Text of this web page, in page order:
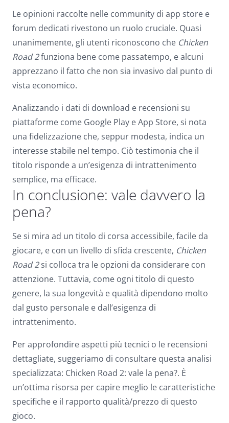
Le opinioni raccolte nelle community di app store e
forum dedicati rivestono un ruolo cruciale. Quasi
unanimemente, gli utenti riconoscono che Chicken
Road 2funziona bene come passatempo, e alcuni
apprezzano il fatto che non sia invasivo dal punto di
vista economico.
Analizzando i dati di download e recensioni su
piattaforme come Google Play e App Store, si nota
una fidelizzazione che, seppur modesta, indica un
interesse stabile nel tempo. Ciò testimonia che il
titolo risponde a un’esigenza di intrattenimento
semplice, ma efficace.
In conclusione: vale davvero la
pena?
Se si mira ad un titolo di corsa accessibile, facile da
giocare, e con un livello di sfida crescente, Chicken
Road 2si colloca tra le opzioni da considerare con
attenzione. Tuttavia, come ogni titolo di questo
genere, la sua longevità e qualità dipendono molto
dal gusto personale e dall’esigenza di
intrattenimento.
Per approfondire aspetti più tecnici o le recensioni
dettagliate, suggeriamo di consultare questa analisi
specializzata: Chicken Road 2: vale la pena?. È
un’ottima risorsa per capire meglio le caratteristiche
specifiche e il rapporto qualità/prezzo di questo
gioco.